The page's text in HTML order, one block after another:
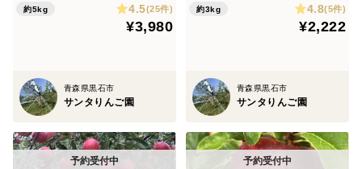
約5kg 4.5(25件)
¥3,980
青森県黒石市
サンタりんご園
約3kg 4.8(5件)
¥2,222
青森県黒石市
サンタりんご園